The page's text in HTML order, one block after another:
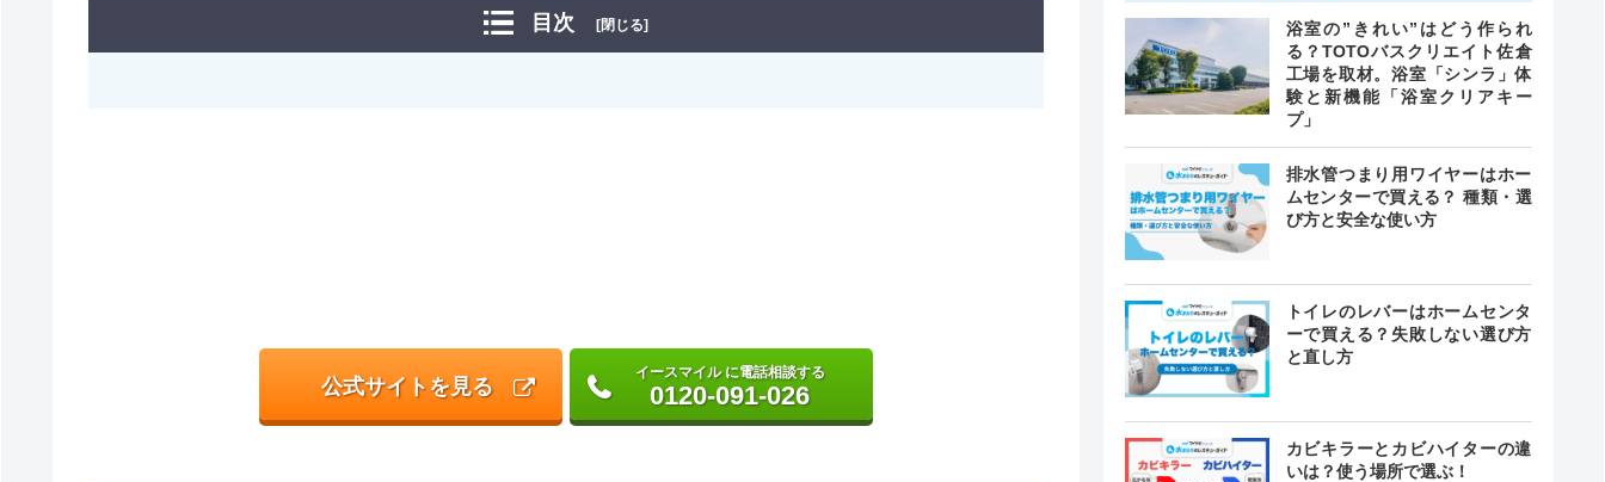
目次 [閉じる]
公式サイトを見る
イースマイル に電話相談する
0120-091-026
浴室の”きれい”はどう作られ
る？TOTOバスクリエイト佐倉
工場を取材。浴室「シンラ」体
験と新機能「浴室クリアキー
プ」
排水管つまり用ワイヤーはホー
ムセンターで買える？ 種類・選
び方と安全な使い方
トイレのレバーはホームセンタ
ーで買える？失敗しない選び方
と直し方
カビキラーとカビハイターの違
いは？使う場所で選ぶ！